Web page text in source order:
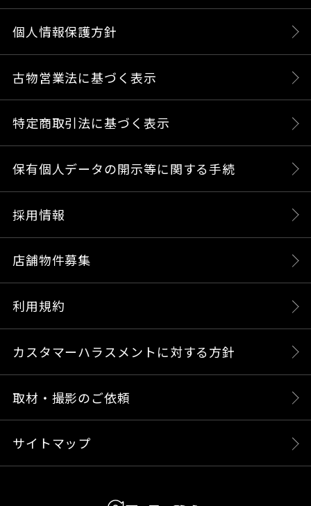
個人情報保護方針
古物営業法に基づく表示
特定商取引法に基づく表示
保有個人データの開示等に関する手続
採用情報
店舗物件募集
利用規約
カスタマーハラスメントに対する方針
取材・撮影のご依頼
サイトマップ